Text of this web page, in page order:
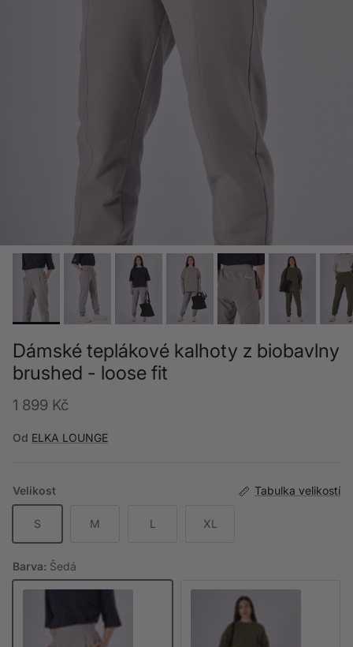
Dámské teplákové kalhoty z biobavlny
brushed - loose fit
Běžná cena
1 899 Kč
Od ELKA LOUNGE
Velikost Tabulka velikostí
S M L XL
Barva: Šedá